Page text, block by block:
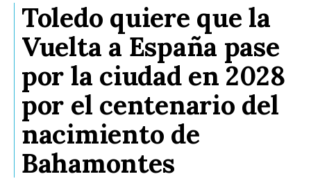
Toledo quiere que la
Vuelta a España pase
por la ciudad en 2028
por el centenario del
nacimiento de
Bahamontes